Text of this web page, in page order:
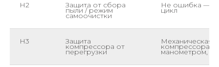
H2 Защита от сбора
пыли / режим
самоочистки
Не ошибка —
цикл
H3 Защита
компрессора от
перегрузки
Механическая
компрессора.
манометром,